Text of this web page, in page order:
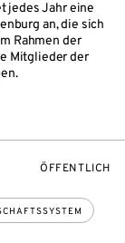
jedes Jahr eine
an, die sich
Rahmen der
Mitglieder der
ÖFFENTLICH